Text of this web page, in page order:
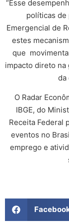
“Esse
políticas
Emergencial de
estes
que
impacto direto na
da
O Radar
IBGE, do
Receita Federal
eventos no
emprego e